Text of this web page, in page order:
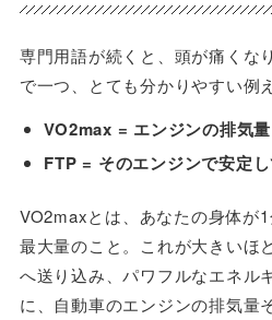
専門用語が続くと、頭が痛くな
で一つ、とても分かりやすい例
VO2max = エンジンの排気量
FTP = そのエンジンで安定
VO2maxとは、あなたの身体が
最大量のこと。これが大きいほ
へ送り込み、パワフルなエネル
に、自動車のエンジンの排気量